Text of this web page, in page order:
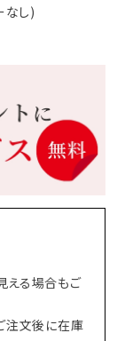
なし)
える場合もご
注文後に在庫